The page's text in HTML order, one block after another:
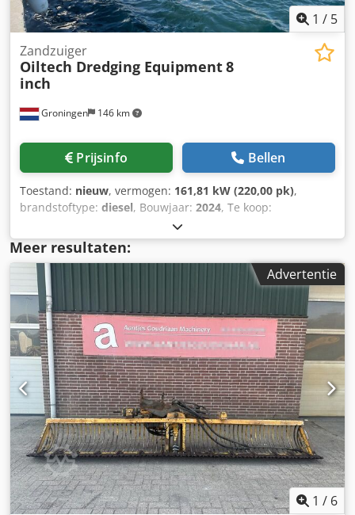
1 / 5
Groningen 146 km
Zandzuiger
Oiltech Dredging Equipment8
inch
Prijsinfo Bellen
Toestand: nieuw, vermogen: 161,81 kW (220,00 pk),
brandstoftype: diesel, Bouwjaar: 2024, Te koop:
Hoogwaardige NIEUWE Zandzuiger Perfect voor
baggerwerkzaamheden in jachthavens, havens, zand- &
grindwinning Bent u op zoek naar een betrouwbare
zandzuiger voor al uw baggerbehoeften? Deze efficiënte
dredger is ideaal voor uiteenlopende toepassingen, zoals
jachthavens, havens en mijnbouwactiviteiten. Belangrijkste
kenmerken: - Krachtig zuigsysteem: Geschikt voor het
baggeren van zand, grind, slib en meer. - Veelzijdige
toepassingen: Perfect voor het opruimen van havens,
jachthavens en binnenwateren. - Duurzaam ontwerp:
Gemaakt voor langdurig gebruik in zware maritieme
omgevingen. - Efficiënte werking: Maximaliseer de
productiviteit bij mijnbouw- en graafprojecten.
Specificaties: - Baggerdiepte: 10 mtr uitbreidbaar tot 15
mtr - Motorvermogen: 220hp Of u nu een jachthaven
beheert, een haven uitbreidt of werkt aan een zand- en
grindproject, deze zandzuiger biedt de prestaties en
betrouwbaarheid die u nodig heeft. Crjdpfou Afi Iox Afvof
Meer resultaten:
Advertentie
1 / 6